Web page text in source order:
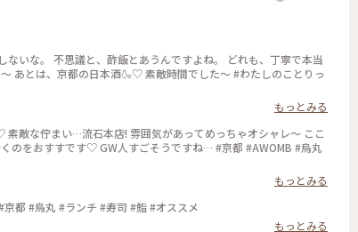
いな。 不思議と、酢飯とあうんですよね。 どれも、丁寧で本当
あとは、京都の日本酒🍶♡ 素敵時間でした〜 #わたしのことりっ
もっとみる
敵な佇まい…流石本店! 雰囲気があってめっちゃオシャレ〜 ここ
のをおすすです♡ GW人すごそうですね… #京都 #AWOMB #烏丸
もっとみる
都 #烏丸 #ランチ #寿司 #鮨 #オススメ
もっとみる